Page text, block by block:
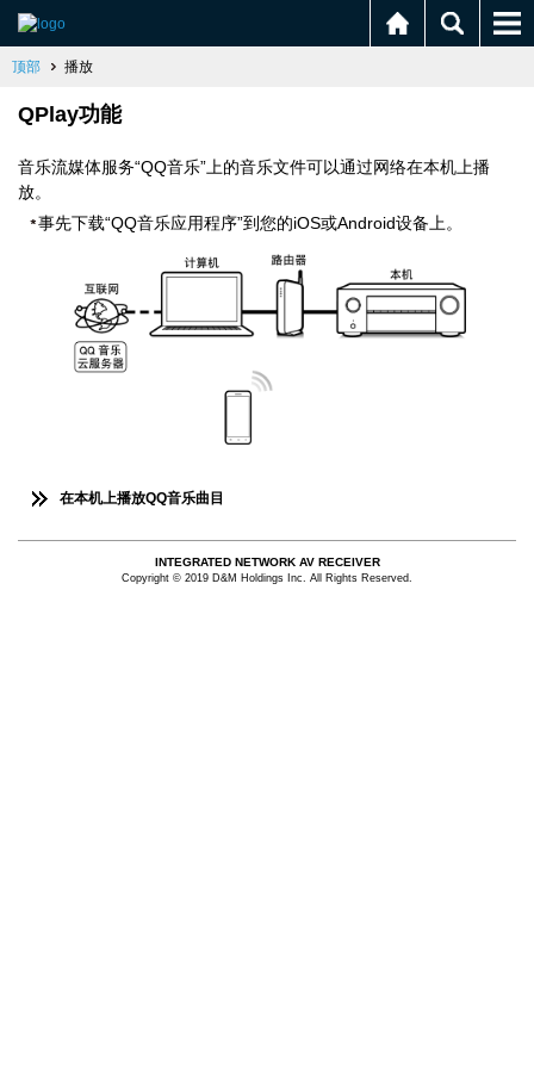
顶部 播放
QPlay功能
音乐流媒体服务“QQ音乐”上的音乐文件可以通过网络在本机上播
放。
事先下载“QQ音乐应用程序”到您的iOS或Android设备上。
在本机上播放QQ音乐曲目
INTEGRATED NETWORK AV RECEIVER
Copyright © 2019 D&M Holdings Inc. All Rights Reserved.